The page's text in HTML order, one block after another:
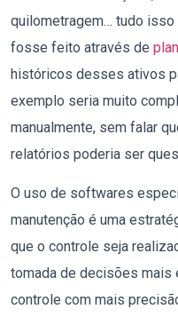
quilometragem… tudo
fosse feito através de
históricos desses ativos
exemplo seria muito
manualmente, sem falar
relatórios poderia ser
O uso de softwares
manutenção é uma
que o controle seja
tomada de decisões
controle com mais